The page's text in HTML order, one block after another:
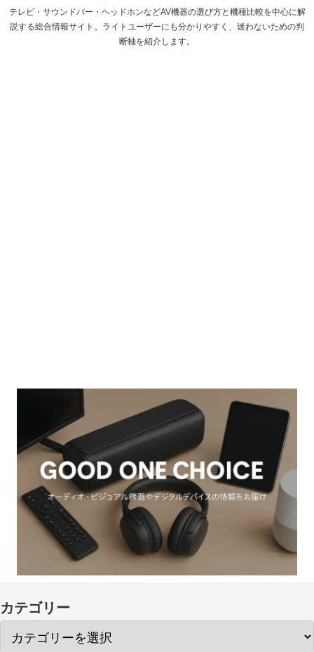
テレビ・サウンドバー・ヘッドホンなどAV機器の選び方と機種比較を中心に解
説する総合情報サイト。ライトユーザーにも分かりやすく、迷わないための判
断軸を紹介します。
カテゴリー